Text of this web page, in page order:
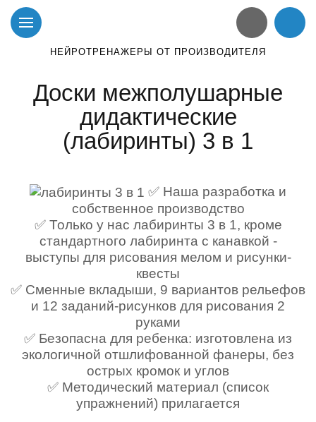
НЕЙРОТРЕНАЖЕРЫ ОТ ПРОИЗВОДИТЕЛЯ
Доски межполушарные
дидактические
(лабиринты) 3 в 1
✅ Наша разработка и
собственное производство
✅ Только у нас лабиринты 3 в 1, кроме
стандартного лабиринта с канавкой -
выступы для рисования мелом и рисунки-
квесты
✅ Сменные вкладыши, 9 вариантов рельефов
и 12 заданий-рисунков для рисования 2
руками
✅ Безопасна для ребенка: изготовлена из
экологичной отшлифованной фанеры, без
острых кромок и углов
✅ Методический материал (список
упражнений) прилагается